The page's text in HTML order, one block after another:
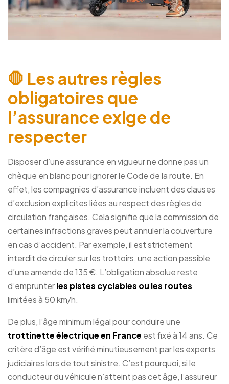
🛑 Les autres règles
obligatoires que
l’assurance exige de
respecter
Disposer d’une assurance en vigueur ne donne pas un
chèque en blanc pour ignorer le Code de la route. En
effet, les compagnies d’assurance incluent des clauses
d’exclusion explicites liées au respect des règles de
circulation françaises. Cela signifie que la commission de
certaines infractions graves peut annuler la couverture
en cas d’accident. Par exemple, il est strictement
interdit de circuler sur les trottoirs, une action passible
d’une amende de 135 €. L’obligation absolue reste
d’emprunterles pistes cyclables ou les routes
limitées à 50 km/h.
De plus, l’âge minimum légal pour conduire une
trottinette électrique en France est fixé à 14 ans. Ce
critère d’âge est vérifié minutieusement par les experts
judiciaires lors de tout sinistre. C’est pourquoi, si le
conducteur du véhicule n’atteint pas cet âge, l’assureur